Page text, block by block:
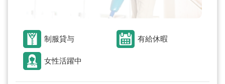
制服貸与 有給休暇
女性活躍中